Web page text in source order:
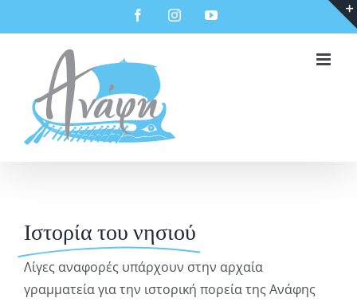
στο
περιεχόμενο
FacebookInstagramYouTube
Ιστορία του νησιού
Λίγες αναφορές υπάρχουν στην αρχαία
γραμματεία για την ιστορική πορεία της Ανάφης